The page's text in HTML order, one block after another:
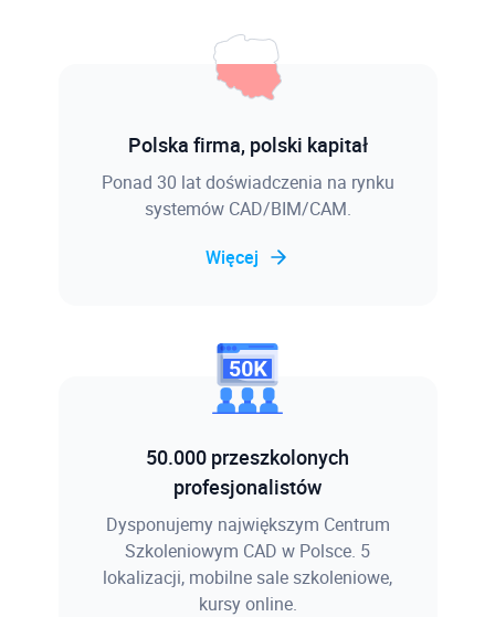
Polska firma, polski kapitał
Ponad 30 lat doświadczenia na rynku
systemów CAD/BIM/CAM.
Więcej
50.000 przeszkolonych
profesjonalistów
Dysponujemy największym Centrum
Szkoleniowym CAD w Polsce. 5
lokalizacji, mobilne sale szkoleniowe,
kursy online.